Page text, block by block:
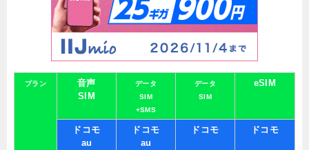
プラン
音声
SIM
データ
SIM
+SMS
データ
SIM
eSIM
ドコモ
au
ドコモ
au
ドコモ ドコモ